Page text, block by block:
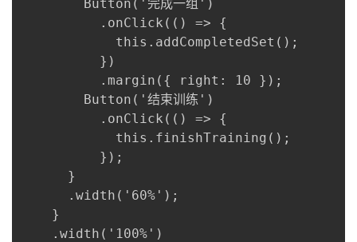
        Button('完成一组')
          .onClick(() => {
            this.addCompletedSet();
          })
          .margin({ right: 10 });
        Button('结束训练')
          .onClick(() => {
            this.finishTraining();
          });
      }
      .width('60%');
    }
    .width('100%')